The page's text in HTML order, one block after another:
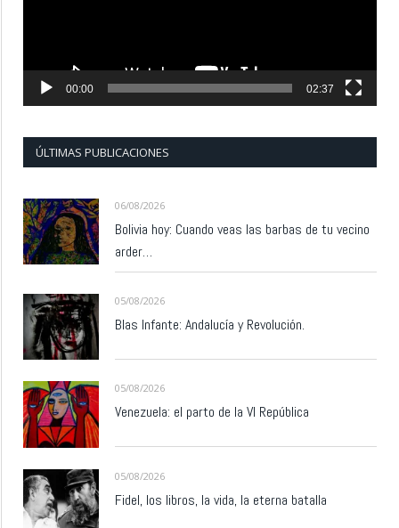
00:00 02:37
ÚLTIMAS PUBLICACIONES
06/08/2026
Bolivia hoy: Cuando veas las barbas de tu vecino
arder…
05/08/2026
Blas Infante: Andalucía y Revolución.
05/08/2026
Venezuela: el parto de la VI República
05/08/2026
Fidel, los libros, la vida, la eterna batalla